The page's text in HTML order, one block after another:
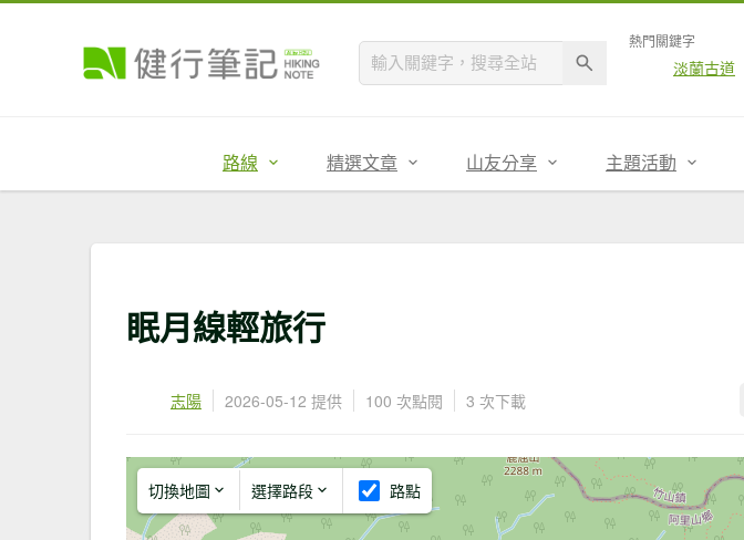
熱門關鍵字
淡蘭古道
路線 精選文章 山友分享 主題活動
眠月線輕旅行
志陽 2026-05-12 提供 100 次點閱 3 次下載
切換地圖 選擇路段 路點